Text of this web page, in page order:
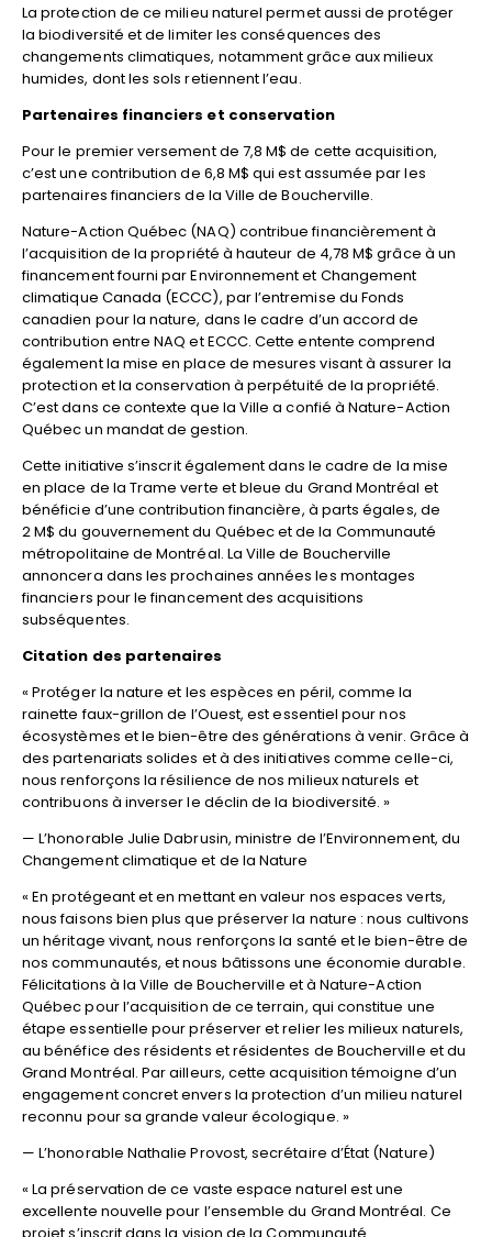
La protection de ce milieu naturel permet aussi de protéger
la biodiversité et de limiter les conséquences des
changements climatiques, notamment grâce aux milieux
humides, dont les sols retiennent l’eau.
Partenaires financiers et conservation
Pour le premier versement de 7,8 M$ de cette acquisition,
c’est une contribution de 6,8 M$ qui est assumée par les
partenaires financiers de la Ville de Boucherville.
Nature-Action Québec (NAQ) contribue financièrement à
l’acquisition de la propriété à hauteur de 4,78 M$ grâce à un
financement fourni par Environnement et Changement
climatique Canada (ECCC), par l’entremise du Fonds
canadien pour la nature, dans le cadre d’un accord de
contribution entre NAQ et ECCC. Cette entente comprend
également la mise en place de mesures visant à assurer la
protection et la conservation à perpétuité de la propriété.
C’est dans ce contexte que la Ville a confié à Nature-Action
Québec un mandat de gestion.
Cette initiative s’inscrit également dans le cadre de la mise
en place de la Trame verte et bleue du Grand Montréal et
bénéficie d’une contribution financière, à parts égales, de
2 M$ du gouvernement du Québec et de la Communauté
métropolitaine de Montréal. La Ville de Boucherville
annoncera dans les prochaines années les montages
financiers pour le financement des acquisitions
subséquentes.
Citation des partenaires
« Protéger la nature et les espèces en péril, comme la
rainette faux-grillon de l’Ouest, est essentiel pour nos
écosystèmes et le bien-être des générations à venir. Grâce à
des partenariats solides et à des initiatives comme celle-ci,
nous renforçons la résilience de nos milieux naturels et
contribuons à inverser le déclin de la biodiversité. »
— L’honorable Julie Dabrusin, ministre de l’Environnement, du
Changement climatique et de la Nature
« En protégeant et en mettant en valeur nos espaces verts,
nous faisons bien plus que préserver la nature : nous cultivons
un héritage vivant, nous renforçons la santé et le bien-être de
nos communautés, et nous bâtissons une économie durable.
Félicitations à la Ville de Boucherville et à Nature-Action
Québec pour l’acquisition de ce terrain, qui constitue une
étape essentielle pour préserver et relier les milieux naturels,
au bénéfice des résidents et résidentes de Boucherville et du
Grand Montréal. Par ailleurs, cette acquisition témoigne d’un
engagement concret envers la protection d’un milieu naturel
reconnu pour sa grande valeur écologique. »
— L’honorable Nathalie Provost, secrétaire d’État (Nature)
« La préservation de ce vaste espace naturel est une
excellente nouvelle pour l’ensemble du Grand Montréal. Ce
projet s’inscrit dans la vision de la Communauté